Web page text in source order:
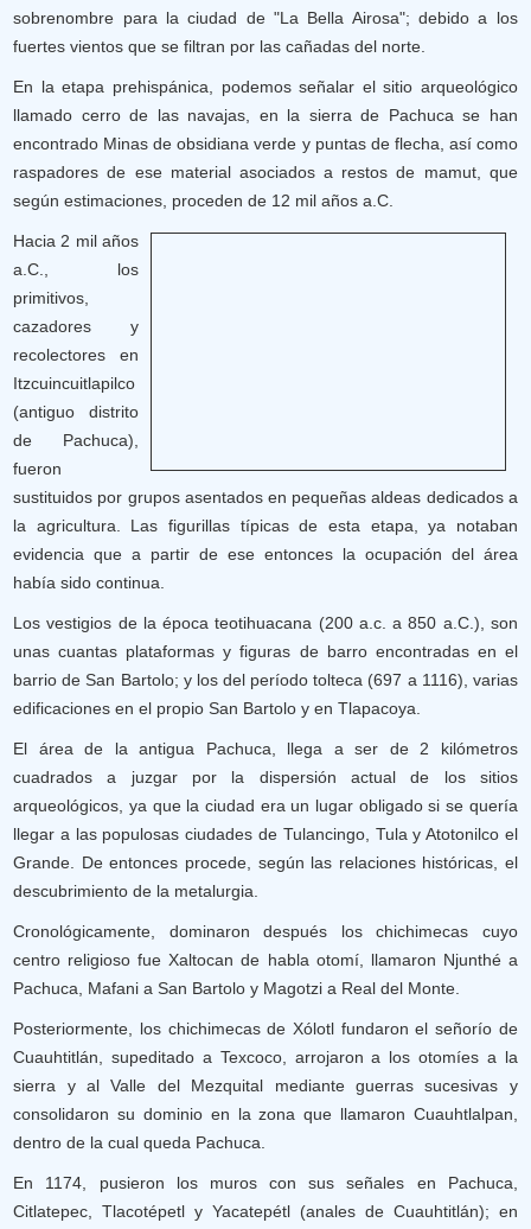
sobrenombre para la ciudad de "La Bella Airosa"; debido a los
fuertes vientos que se filtran por las cañadas del norte.
En la etapa prehispánica, podemos señalar el sitio arqueológico
llamado cerro de las navajas, en la sierra de Pachuca se han
encontrado Minas de obsidiana verde y puntas de flecha, así como
raspadores de ese material asociados a restos de mamut, que
según estimaciones, proceden de 12 mil años a.C.
Hacia 2 mil años
a.C., los
primitivos,
cazadores y
recolectores en
Itzcuincuitlapilco
(antiguo distrito
de Pachuca),
fueron
sustituidos por grupos asentados en pequeñas aldeas dedicados a
la agricultura. Las figurillas típicas de esta etapa, ya notaban
evidencia que a partir de ese entonces la ocupación del área
había sido continua.
Los vestigios de la época teotihuacana (200 a.c. a 850 a.C.), son
unas cuantas plataformas y figuras de barro encontradas en el
barrio de San Bartolo; y los del período tolteca (697 a 1116), varias
edificaciones en el propio San Bartolo y en Tlapacoya.
El área de la antigua Pachuca, llega a ser de 2 kilómetros
cuadrados a juzgar por la dispersión actual de los sitios
arqueológicos, ya que la ciudad era un lugar obligado si se quería
llegar a las populosas ciudades de Tulancingo, Tula y Atotonilco el
Grande. De entonces procede, según las relaciones históricas, el
descubrimiento de la metalurgia.
Cronológicamente, dominaron después los chichimecas cuyo
centro religioso fue Xaltocan de habla otomí, llamaron Njunthé a
Pachuca, Mafani a San Bartolo y Magotzi a Real del Monte.
Posteriormente, los chichimecas de Xólotl fundaron el señorío de
Cuauhtitlán, supeditado a Texcoco, arrojaron a los otomíes a la
sierra y al Valle del Mezquital mediante guerras sucesivas y
consolidaron su dominio en la zona que llamaron Cuauhtlalpan,
dentro de la cual queda Pachuca.
En 1174, pusieron los muros con sus señales en Pachuca,
Citlatepec, Tlacotépetl y Yacatepétl (anales de Cuauhtitlán); en